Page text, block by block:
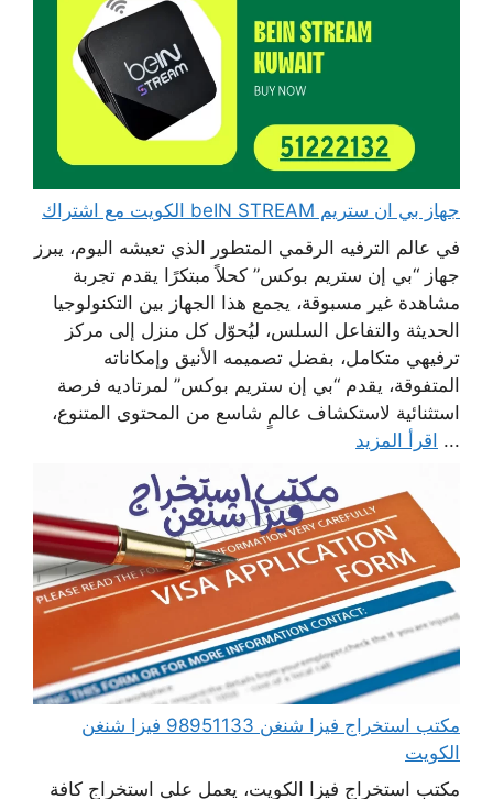
جهاز بي ان ستريم beIN STREAM الكويت مع اشتراك
في عالم الترفيه الرقمي المتطور الذي تعيشه اليوم، يبرز
جهاز “بي إن ستريم بوكس” كحلاً مبتكرًا يقدم تجربة
مشاهدة غير مسبوقة، يجمع هذا الجهاز بين التكنولوجيا
الحديثة والتفاعل السلس، ليُحوّل كل منزل إلى مركز
ترفيهي متكامل، بفضل تصميمه الأنيق وإمكاناته
المتفوقة، يقدم “بي إن ستريم بوكس” لمرتاديه فرصة
استثنائية لاستكشاف عالمٍ شاسع من المحتوى المتنوع،
... اقرأ المزيد
مكتب استخراج فيزا شنغن 98951133 فيزا شنغن
الكويت
مكتب استخراج فيزا الكويت، يعمل على استخراج كافة